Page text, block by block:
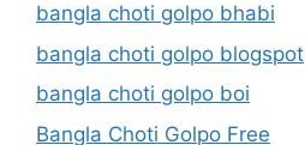
bangla choti golpo bhabi
bangla choti golpo blogspot
bangla choti golpo boi
Bangla Choti Golpo Free